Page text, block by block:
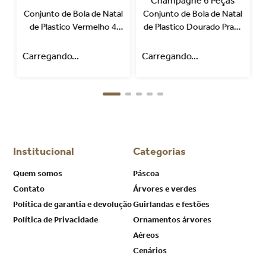
Conjunto de Bola de Natal
de Plastico Vermelho 4
Carregando...
Conjunto de Bola de Natal
de Plastico Dourado Prata
Carregando...
Institucional
Quem somos
Contato
Política de garantia e devolução
Política de Privacidade
Categorias
Páscoa
Árvores e verdes
Guirlandas e festões
Ornamentos árvores
Aéreos
Cenários